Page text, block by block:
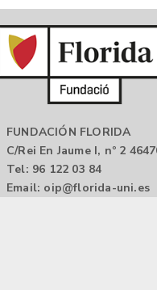
FUNDACIÓN FLORIDA
C/Rei En Jaume I, nº 2
Tel: 96 122 03 84
Email: oip@florida-uni.es